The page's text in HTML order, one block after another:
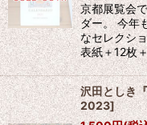
京都展覧会
ダー。 今年
なセレクシ
表紙＋12枚
沢田としき
2023]